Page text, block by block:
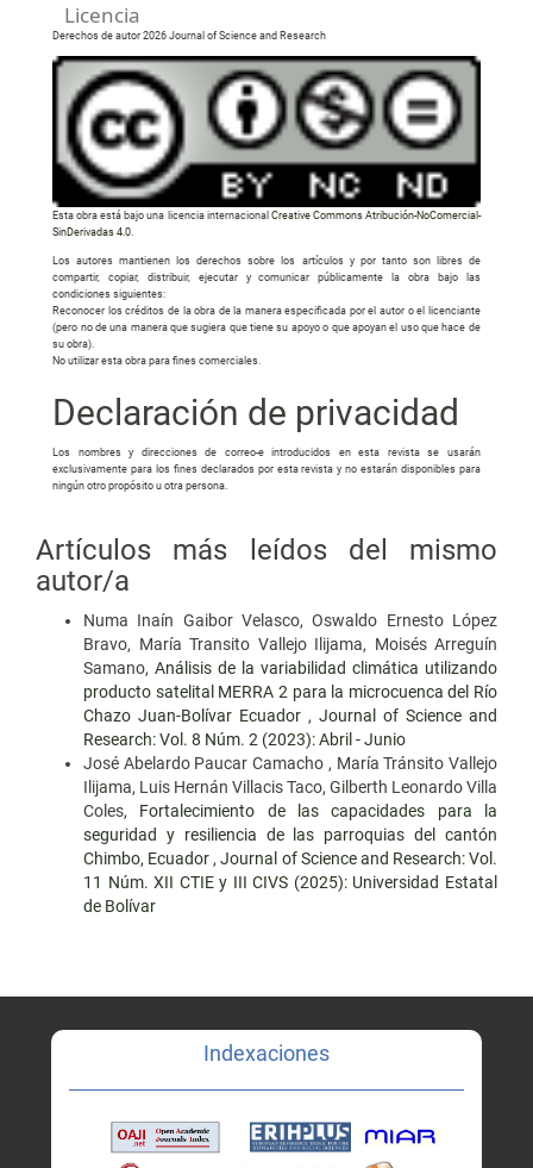
Licencia
Derechos de autor 2026 Journal of Science and Research
Esta obra está bajo una licencia internacionalCreative Commons Atribución-NoComercial-
SinDerivadas 4.0
Los autores mantienen los derechos sobre los artículos y por tanto son libres de
compartir, copiar, distribuir, ejecutar y comunicar públicamente la obra bajo las
condiciones siguientes:
Reconocer los créditos de la obra de la manera especificada por el autor o el licenciante
(pero no de una manera que sugiera que tiene su apoyo o que apoyan el uso que hace de
su obra).
No utilizar esta obra para fines comerciales.
Declaración de privacidad
Los nombres y direcciones de correo-e introducidos en esta revista se usarán
exclusivamente para los fines declarados por esta revista y no estarán disponibles para
ningún otro propósito u otra persona.
Artículos más leídos del mismo
autor/a
Numa Inaín Gaibor Velasco, Oswaldo Ernesto López
Bravo, María Transito Vallejo Ilijama, Moisés Arreguín
Samano, Análisis de la variabilidad climática utilizando
producto satelital MERRA 2 para la microcuenca del Río
Chazo Juan-Bolívar Ecuador , Journal of Science and
Research: Vol. 8 Núm. 2 (2023): Abril - Junio
José Abelardo Paucar Camacho , María Tránsito Vallejo
Ilijama, Luis Hernán Villacis Taco, Gilberth Leonardo Villa
Coles, Fortalecimiento de las capacidades para la
seguridad y resiliencia de las parroquias del cantón
Chimbo, Ecuador,Journal of Science and Research: Vol.
11 Núm. XII CTIE y III CIVS (2025): Universidad Estatal
de Bolívar
Indexaciones